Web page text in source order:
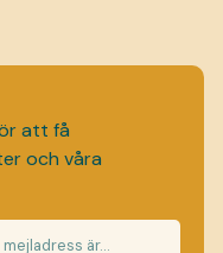
att få
och våra